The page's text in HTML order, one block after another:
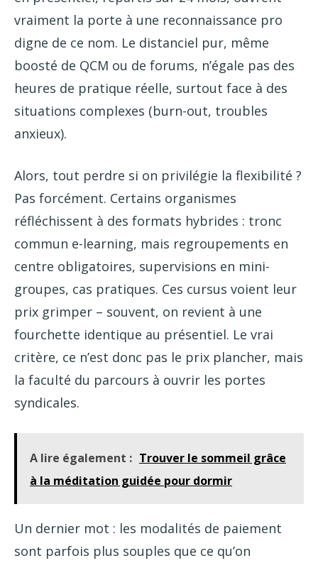
vraiment la porte à une reconnaissance pro
digne de ce nom. Le distanciel pur, même
boosté de QCM ou de forums, n’égale pas des
heures de pratique réelle, surtout face à des
situations complexes (burn-out, troubles
anxieux).
Alors, tout perdre si on privilégie la flexibilité ?
Pas forcément. Certains organismes
réfléchissent à des formats hybrides : tronc
commun e-learning, mais regroupements en
centre obligatoires, supervisions en mini-
groupes, cas pratiques. Ces cursus voient leur
prix grimper – souvent, on revient à une
fourchette identique au présentiel. Le vrai
critère, ce n’est donc pas le prix plancher, mais
la faculté du parcours à ouvrir les portes
syndicales.
A lire également : Trouver le sommeil grâce
à la méditation guidée pour dormir
Un dernier mot : les modalités de paiement
sont parfois plus souples que ce qu’on